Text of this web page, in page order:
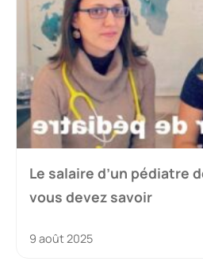
Le salaire d’un pédiatre
vous devez savoir
9 août 2025